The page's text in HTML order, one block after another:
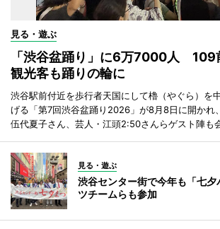
見る・遊ぶ
「渋谷盆踊り」に6万7000人 109
観光客も踊りの輪に
渋谷駅前付近を歩行者天国にして櫓（やぐら）を
げる「第7回渋谷盆踊り2026」が8月8日に開かれ
伍代夏子さん、芸人・江頭2:50さんらゲスト陣も
見る・遊ぶ
渋谷センター街で今年も「七
ツチームらも参加